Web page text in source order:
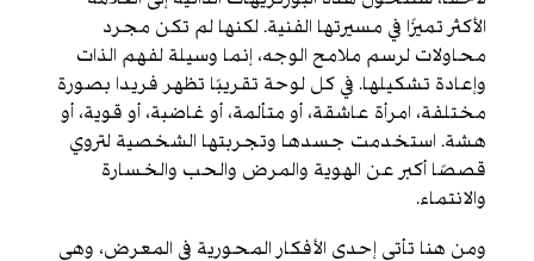
الأكثر تميزًا في مسيرتها الفنية. لكنها لم تكن مجرد
محاولات لرسم ملامح الوجه، إنما وسيلة لفهم الذات
وإعادة تشكيلها. في كل لوحة تقريبًا تظهر فريدا بصورة
مختلفة، امرأة عاشقة، أو متألمة، أو غاضبة، أو قوية، أو
هشة. استخدمت جسدها وتجربتها الشخصية لتروي
قصصًا أكبر عن الهوية والمرض والحب والخسارة
والانتماء.
ومن هنا تأتي إحدى الأفكار المحورية في المعرض، وهي